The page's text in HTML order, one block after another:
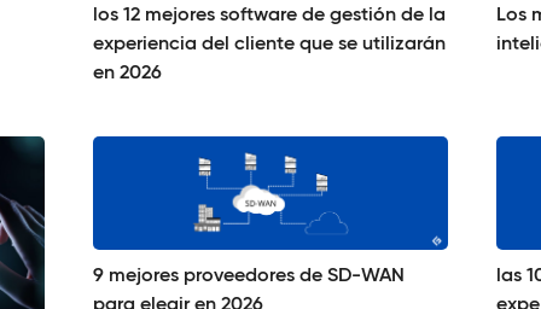
los 12 mejores software de gestión de la
experiencia del cliente que se utilizarán
en 2026
Los
9 mejores proveedores de SD-WAN
las